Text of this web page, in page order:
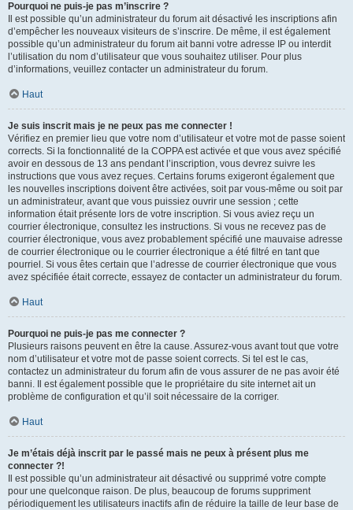
Pourquoi ne puis-je pas m’inscrire ?
Il est possible qu’un administrateur du forum ait désactivé les inscriptions afin
d’empêcher les nouveaux visiteurs de s’inscrire. De même, il est également
possible qu’un administrateur du forum ait banni votre adresse IP ou interdit
l’utilisation du nom d’utilisateur que vous souhaitez utiliser. Pour plus
d’informations, veuillez contacter un administrateur du forum.
Haut
Je suis inscrit mais je ne peux pas me connecter !
Vérifiez en premier lieu que votre nom d’utilisateur et votre mot de passe soient
corrects. Si la fonctionnalité de la COPPA est activée et que vous avez spécifié
avoir en dessous de 13 ans pendant l’inscription, vous devrez suivre les
instructions que vous avez reçues. Certains forums exigeront également que
les nouvelles inscriptions doivent être activées, soit par vous-même ou soit par
un administrateur, avant que vous puissiez ouvrir une session ; cette
information était présente lors de votre inscription. Si vous aviez reçu un
courrier électronique, consultez les instructions. Si vous ne recevez pas de
courrier électronique, vous avez probablement spécifié une mauvaise adresse
de courrier électronique ou le courrier électronique a été filtré en tant que
pourriel. Si vous êtes certain que l’adresse de courrier électronique que vous
avez spécifiée était correcte, essayez de contacter un administrateur du forum.
Haut
Pourquoi ne puis-je pas me connecter ?
Plusieurs raisons peuvent en être la cause. Assurez-vous avant tout que votre
nom d’utilisateur et votre mot de passe soient corrects. Si tel est le cas,
contactez un administrateur du forum afin de vous assurer de ne pas avoir été
banni. Il est également possible que le propriétaire du site internet ait un
problème de configuration et qu’il soit nécessaire de la corriger.
Haut
Je m’étais déjà inscrit par le passé mais ne peux à présent plus me
connecter ?!
Il est possible qu’un administrateur ait désactivé ou supprimé votre compte
pour une quelconque raison. De plus, beaucoup de forums suppriment
périodiquement les utilisateurs inactifs afin de réduire la taille de leur base de